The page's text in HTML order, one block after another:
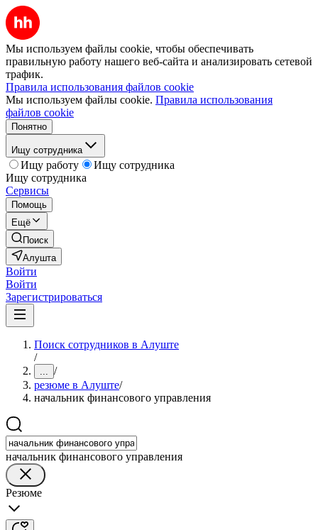
Мы используем файлы cookie, чтобы обеспечивать
правильную работу нашего веб-сайта и анализировать сетевой
трафик.
Правила использования файлов cookie
Мы используем файлы cookie. Правила использования
файлов cookie
Понятно
Ищу сотрудника
Ищу работу
Ищу сотрудника
Ищу сотрудника
Сервисы
Помощь
Ещё
Поиск
Алушта
Войти
Войти
Зарегистрироваться
Поиск сотрудников в Алуште
/
... /
резюме в Алуште/
начальник финансового управления
начальник финансового управления
Резюме